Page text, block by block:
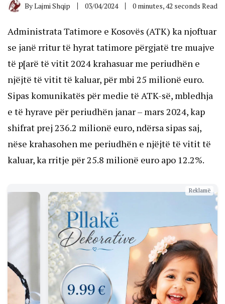
ByLajmi Shqip 03/04/2024 0 minutes, 42 seconds Read
Administrata Tatimore e Kosovës (ATK) ka njoftuar
se janë rritur të hyrat tatimore përgjatë tre muajve
të p[arë të vitit 2024 krahasuar me periudhën e
njëjtë të vitit të kaluar, për mbi 25 milionë euro.
Sipas komunikatës për medie të ATK-së, mbledhja
e të hyrave për periudhën janar – mars 2024, kap
shifrat prej 236.2 milionë euro, ndërsa sipas saj,
nëse krahasohen me periudhën e njëjtë të vitit të
kaluar, ka rritje për 25.8 milionë euro apo 12.2%.
Reklamë